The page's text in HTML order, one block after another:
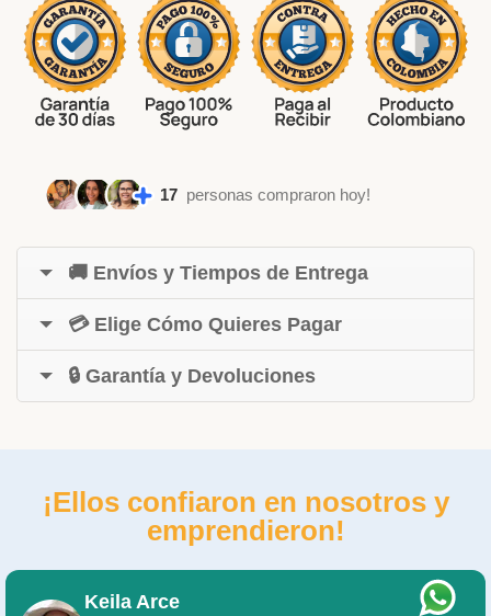
17 personas compraron hoy!
🚚 Envíos y Tiempos de Entrega
💳 Elige Cómo Quieres Pagar
🔒 Garantía y Devoluciones
¡Ellos confiaron en nosotros y
emprendieron!
Keila Arce